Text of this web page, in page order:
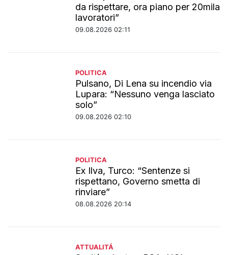
da rispettare, ora piano per 20mila
lavoratori”
09.08.2026 02:11
POLITICA
Pulsano, Di Lena su incendio via
Lupara: “Nessuno venga lasciato
solo”
09.08.2026 02:10
POLITICA
Ex Ilva, Turco: “Sentenze si
rispettano, Governo smetta di
rinviare”
08.08.2026 20:14
ATTUALITÁ